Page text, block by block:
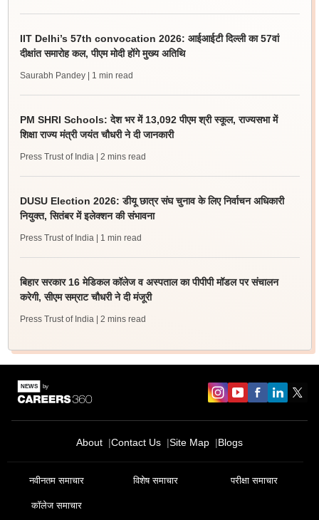
IIT Delhi’s 57th convocation 2026: आईआईटी दिल्ली का 57वां
दीक्षांत समारोह कल, पीएम मोदी होंगे मुख्य अतिथि
Saurabh Pandey | 1 min read
PM SHRI Schools: देश भर में 13,092 पीएम श्री स्कूल, राज्यसभा में
शिक्षा राज्य मंत्री जयंत चौधरी ने दी जानकारी
Press Trust of India | 2 mins read
DUSU Election 2026: डीयू छात्र संघ चुनाव के लिए निर्वाचन अधिकारी
नियुक्त, सितंबर में इलेक्शन की संभावना
Press Trust of India | 1 min read
बिहार सरकार 16 मेडिकल कॉलेज व अस्पताल का पीपीपी मॉडल पर संचालन
करेगी, सीएम सम्राट चौधरी ने दी मंजूरी
Press Trust of India | 2 mins read
About Contact Us Site Map Blogs
नवीनतम समाचार विशेष समाचार परीक्षा समाचार
कॉलेज समाचार